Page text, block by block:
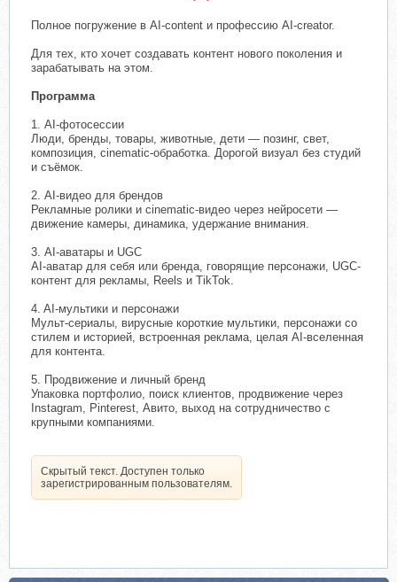
Полное погружение в AI-content и профессию AI-creator.
Для тех, кто хочет создавать контент нового поколения и
зарабатывать на этом.
Программа
1. AI-фотосессии
Люди, бренды, товары, животные, дети — позинг, свет,
композиция, cinematic-обработка. Дорогой визуал без студий
и съёмок.
2. AI-видео для брендов
Рекламные ролики и cinematic-видео через нейросети —
движение камеры, динамика, удержание внимания.
3. AI-аватары и UGC
AI-аватар для себя или бренда, говорящие персонажи, UGC-
контент для рекламы, Reels и TikTok.
4. AI-мультики и персонажи
Мульт-сериалы, вирусные короткие мультики, персонажи со
стилем и историей, встроенная реклама, целая AI-вселенная
для контента.
5. Продвижение и личный бренд
Упаковка портфолио, поиск клиентов, продвижение через
Instagram, Pinterest, Авито, выход на сотрудничество с
крупными компаниями.
Скрытый текст. Доступен только
зарегистрированным пользователям.